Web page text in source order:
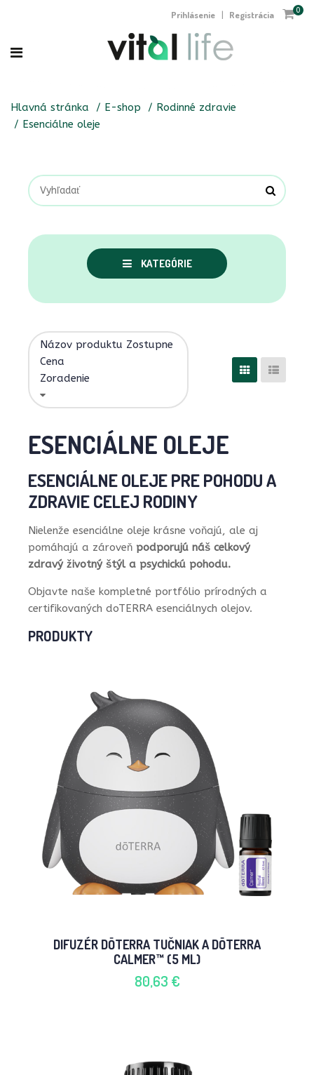
Prihlásenie | Registrácia 0
Hlavná stránka E-shop
Rodinné zdravie
Esenciálne oleje
KATEGÓRIE
Názov produktu Zostupne
Cena
Zoradenie
ESENCIÁLNE OLEJE
ESENCIÁLNE OLEJE PRE POHODU A
ZDRAVIE CELEJ RODINY
Nielenže esenciálne oleje krásne voňajú, ale aj
pomáhajú a zároveň podporujú náš celkový
zdravý životný štýl a psychickú pohodu.
Objavte naše kompletné portfólio prírodných a
certifikovaných doTERRA esenciálnych olejov.
PRODUKTY
DIFUZÉR DŌTERRA TUČNIAK A DŌTERRA
CALMER™ (5 ML)
80,63 €